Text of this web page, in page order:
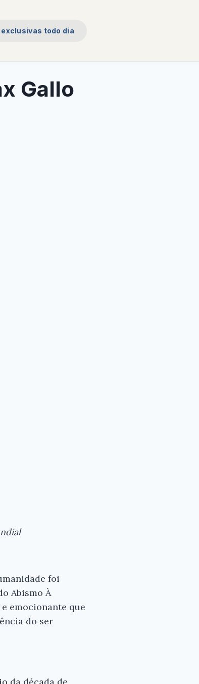
todo dia
Gallo
foi
Abismo À
emocionante que
do ser